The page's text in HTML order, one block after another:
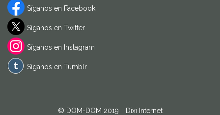
Síganos en Facebook
Síganos en Twitter
Síganos en Instagram
Síganos en Tumblr
© DOM-DOM 2019 Dixi Internet